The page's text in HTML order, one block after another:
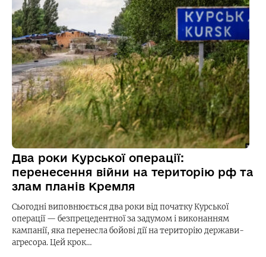
Два роки Курської операції:
перенесення війни на територію рф та
злам планів Кремля
Сьогодні виповнюється два роки від початку Курської
операції — безпрецедентної за задумом і виконанням
кампанії, яка перенесла бойові дії на територію держави-
агресора. Цей крок…